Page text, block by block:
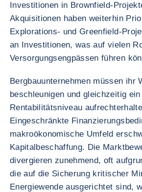
Investitionen in Brownfield-
Akquisitionen haben weiterhin
Explorations- und Greenfield-
an Investitionen, was auf vielen
Versorgungsengpässen führen
Bergbauunternehmen müssen ihr
beschleunigen und gleichzeitig ein
Rentabilitätsniveau
Eingeschränkte
makroökonomische Umfeld
Kapitalbeschaffung. Die
divergieren zunehmend, oft
die auf die Sicherung kritischer
Energiewende ausgerichtet sind,